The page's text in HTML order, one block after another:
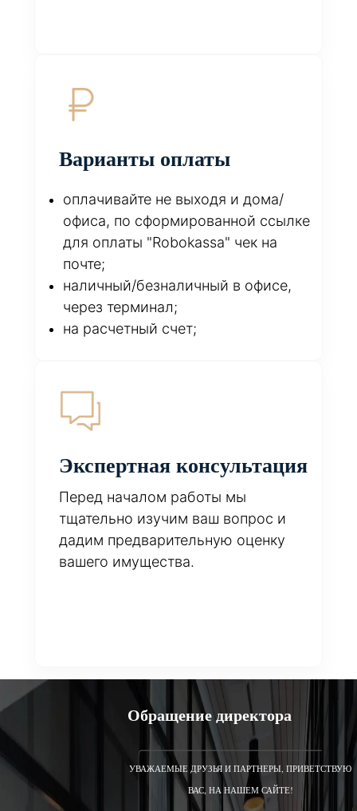
Варианты оплаты
оплачивайте не выходя и дома/
офиса, по сформированной ссылке
для оплаты "Robokassa" чек на
почте;
наличный/безналичный в офисе,
через терминал;
на расчетный счет;
Экспертная консультация
Перед началом работы мы
тщательно изучим ваш вопрос и
дадим предварительную оценку
вашего имущества.
Обращение директора
УВАЖАЕМЫЕ ДРУЗЬЯ И ПАРТНЕРЫ, ПРИВЕТСТВУЮ
ВАС, НА НАШЕМ САЙТЕ!